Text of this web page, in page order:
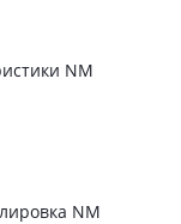
NM
NM